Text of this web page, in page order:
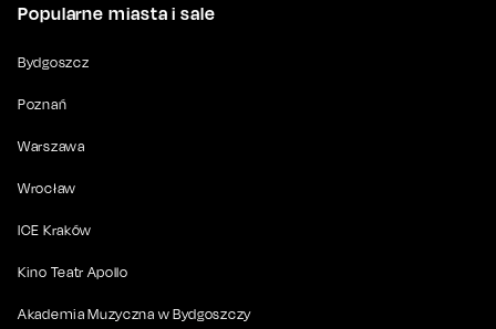
Popularne miasta i sale
Bydgoszcz
Poznań
Warszawa
Wrocław
ICE Kraków
Kino Teatr Apollo
Akademia Muzyczna w Bydgoszczy